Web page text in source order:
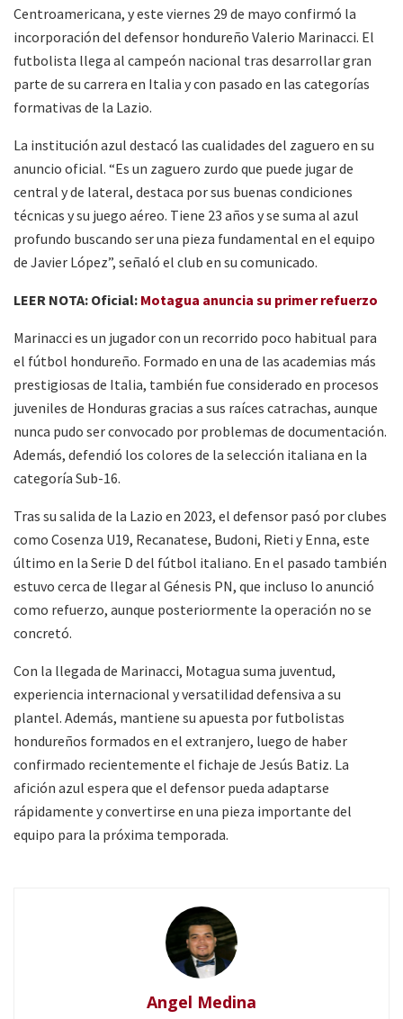
Centroamericana, y este viernes 29 de mayo confirmó la
incorporación del defensor hondureño Valerio Marinacci. El
futbolista llega al campeón nacional tras desarrollar gran
parte de su carrera en Italia y con pasado en las categorías
formativas de la Lazio.
La institución azul destacó las cualidades del zaguero en su
anuncio oficial. “Es un zaguero zurdo que puede jugar de
central y de lateral, destaca por sus buenas condiciones
técnicas y su juego aéreo. Tiene 23 años y se suma al azul
profundo buscando ser una pieza fundamental en el equipo
de Javier López”, señaló el club en su comunicado.
LEER NOTA: Oficial: Motagua anuncia su primer refuerzo
Marinacci es un jugador con un recorrido poco habitual para
el fútbol hondureño. Formado en una de las academias más
prestigiosas de Italia, también fue considerado en procesos
juveniles de Honduras gracias a sus raíces catrachas, aunque
nunca pudo ser convocado por problemas de documentación.
Además, defendió los colores de la selección italiana en la
categoría Sub-16.
Tras su salida de la Lazio en 2023, el defensor pasó por clubes
como Cosenza U19, Recanatese, Budoni, Rieti y Enna, este
último en la Serie D del fútbol italiano. En el pasado también
estuvo cerca de llegar al Génesis PN, que incluso lo anunció
como refuerzo, aunque posteriormente la operación no se
concretó.
Con la llegada de Marinacci, Motagua suma juventud,
experiencia internacional y versatilidad defensiva a su
plantel. Además, mantiene su apuesta por futbolistas
hondureños formados en el extranjero, luego de haber
confirmado recientemente el fichaje de Jesús Batiz. La
afición azul espera que el defensor pueda adaptarse
rápidamente y convertirse en una pieza importante del
equipo para la próxima temporada.
Angel Medina